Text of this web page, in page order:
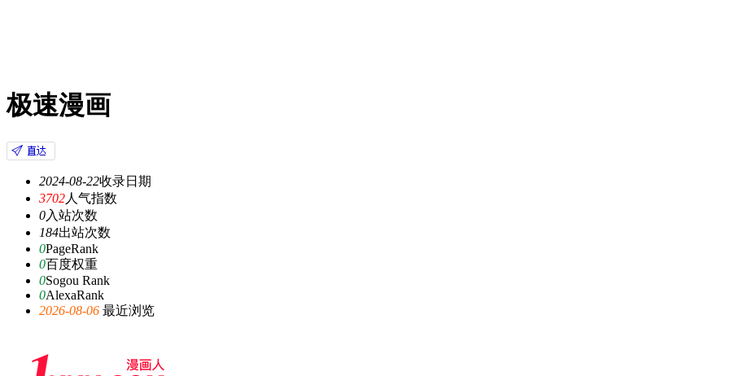
极速漫画
2024-08-22收录日期
3702人气指数
0入站次数
184出站次数
0PageRank
0百度权重
0Sogou Rank
0AlexaRank
2026-08-06 最近浏览